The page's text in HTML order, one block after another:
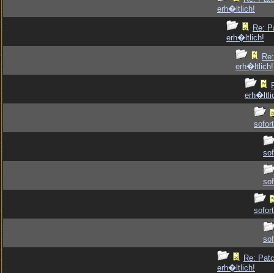
erh�ltlich!
Re:
erh�ltlich!
erh�ltlich!
Re:
erh�ltlich!